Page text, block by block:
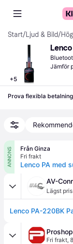
Start/Ljud & Bild/
+5
Lenco
Jämför
Prova flexibla
ANNONS
Från Ginza
Fri frakt
AV-
Lägst pris
Fri frakt,